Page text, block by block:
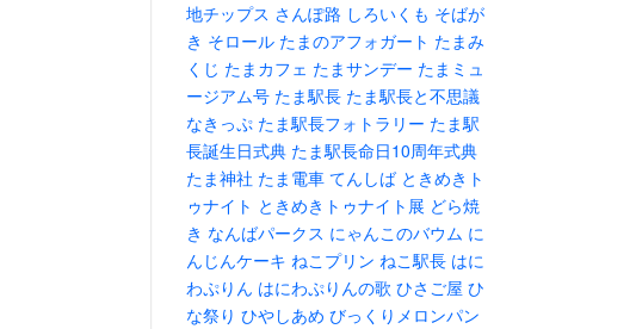
地チップス さんぽ路 しろいくも そばが
き そロール たまのアフォガート たまみ
くじ たまカフェ たまサンデー たまミュ
ージアム号 たま駅長 たま駅長と不思議
なきっぷ たま駅長フォトラリー たま駅
長誕生日式典 たま駅長命日10周年式典
たま神社 たま電車 てんしば ときめきト
ゥナイト ときめきトゥナイト展 どら焼
き なんばパークス にゃんこのバウム に
んじんケーキ ねこプリン ねこ駅長 はに
わぷりん はにわぷりんの歌 ひさご屋 ひ
な祭り ひやしあめ びっくりメロンパン